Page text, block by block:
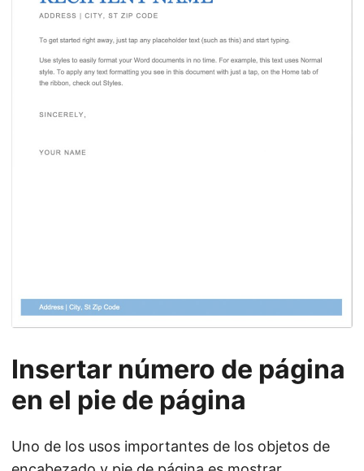
Insertar número de página
en el pie de página
Uno de los usos importantes de los objetos de